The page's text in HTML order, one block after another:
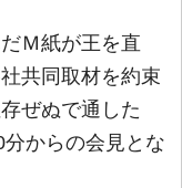
Ｍ紙が王を直
共同取材を約束
ぜぬで通した
からの会見とな